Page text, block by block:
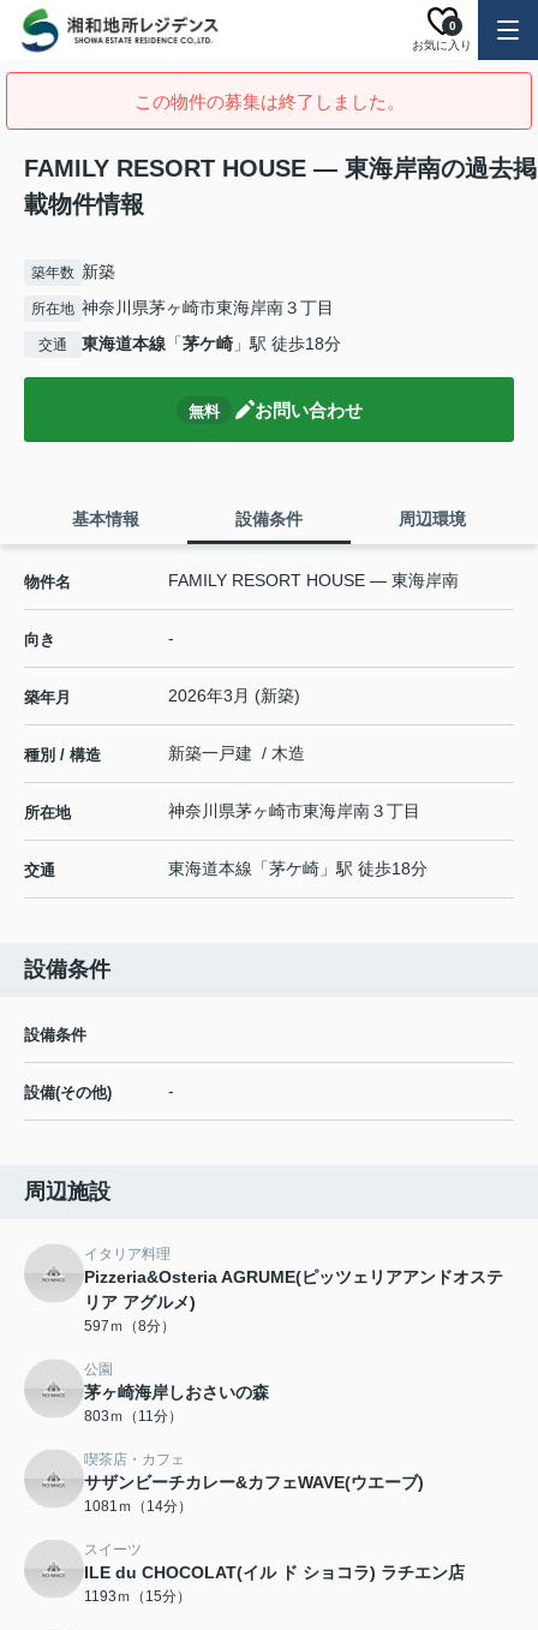
お気に入り
0
この物件の募集は終了しました。
FAMILY RESORT HOUSE — 東海岸南の過去掲
載物件情報
築年数 新築
所在地 神奈川県茅ヶ崎市東海岸南３丁目
交通 東海道本線 「茅ケ崎 」駅 徒歩18分
無料 お問い合わせ
基本情報 設備条件 周辺環境
物件名 FAMILY RESORT HOUSE — 東海岸南
向き -
築年月 2026年3月 (新築)
種別 / 構造 新築一戸建 / 木造
所在地 神奈川県茅ヶ崎市東海岸南３丁目
交通 東海道本線 「茅ケ崎 」駅 徒歩18分
設備条件
設備条件
設備(その他) -
周辺施設
イタリア料理
Pizzeria&Osteria AGRUME(ピッツェリアアンドオステ
リア アグルメ)
597ｍ（8分）
公園
茅ヶ崎海岸しおさいの森
803ｍ（11分）
喫茶店・カフェ
サザンビーチカレー&カフェWAVE(ウエーブ)
1081ｍ（14分）
スイーツ
ILE du CHOCOLAT(イル ド ショコラ) ラチエン店
1193ｍ（15分）